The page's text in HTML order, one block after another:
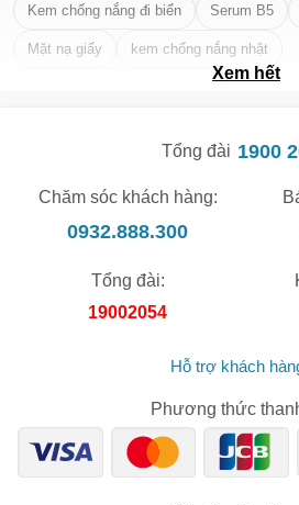
Kem chống nắng đi biển Serum B5
Mặt nạ giấy kem chống nắng nhật
Xem hết
Tổng đài 1900
Chăm sóc khách hàng:
0932.888.300
Tổng đài:
19002054
Hỗ trợ khách
Phương thức